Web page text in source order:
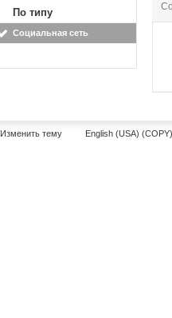
По типу
Социальная сеть
Изменить тему English (USA) (COPY)